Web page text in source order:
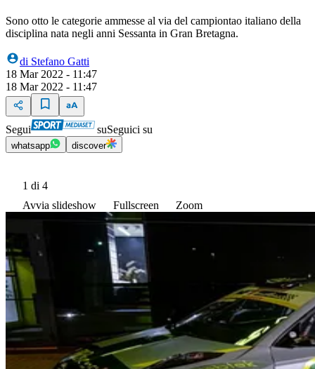
Sono otto le categorie ammesse al via del campiontao italiano della
disciplina nata negli anni Sessanta in Gran Bretagna.
di Stefano Gatti
18 Mar 2022 - 11:47
18 Mar 2022 - 11:47
Segui suSeguici su
whatsapp discover
1 di 4
Avvia slideshow
Fullscreen Zoom